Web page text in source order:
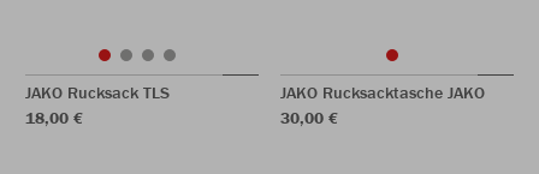
JAKO Rucksack TLS
18,00 €
JAKO Rucksacktasche JAKO
30,00 €